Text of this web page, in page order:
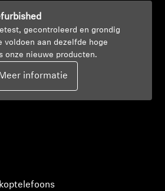
gecontroleerd en grondig
voldoen aan dezelfde hoge
onze nieuwe producten.
informatie